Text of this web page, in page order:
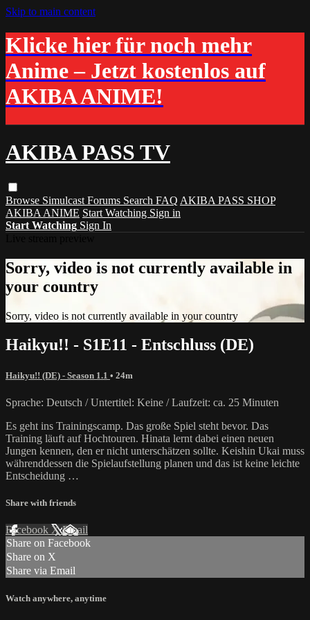
Skip to main content
Klicke hier für noch mehr
Anime – Jetzt kostenlos auf
AKIBA ANIME!
AKIBA PASS TV
Browse Simulcast Forums Search FAQ AKIBA PASS SHOP
AKIBA ANIME Start Watching Sign in
Start Watching Sign In
Sorry, video is not currently available in
your country
Sorry, video is not currently available in your country
Haikyu!! - S1E11 - Entschluss (DE)
Haikyu!! (DE) - Season 1.1 • 24m
Sprache: Deutsch / Untertitel: Keine / Laufzeit: ca. 25 Minuten
Es geht ins Trainingscamp. Das große Spiel steht bevor. Das
Training läuft auf Hochtouren. Hinata lernt dabei einen neuen
Jungen kennen, den er nicht unterschätzen sollte. Keishin Ukai muss
währenddessen die Spielaufstellung planen und das ist keine leichte
Entscheidung …
Share with friends
Facebook XEmail
Share on Facebook
Share on X
Share via Email
Watch anywhere, anytime